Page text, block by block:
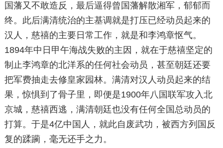
国藩又不敢造反，最后逼得曾国藩解散湘军，郁郁而
终。此后满清统治的主基调就是打压已经动员起来的
汉人，慈禧的主要日常工作，就是和李鸿章怄气。
1894年中日甲午海战失败的主因，就在于慈禧坚定的
制止李鸿章的北洋系的任何社会动员，甚至朝廷还要
把军费抽走去修皇家园林。满清对汉人动员起来的结
果，惊惧到了骨子里，即便是1900年八国联军攻入北
京城，慈禧西逃，满清朝廷也没有任何全国总动员的
打算。于是4亿中国人，就此自废武功，被西方列国反
复的蹂躏，毫无还手之力。